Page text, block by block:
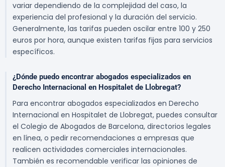
variar dependiendo de la complejidad del caso, la
experiencia del profesional y la duración del servicio.
Generalmente, las tarifas pueden oscilar entre 100 y 250
euros por hora, aunque existen tarifas fijas para servicios
específicos.
¿Dónde puedo encontrar abogados especializados en
Derecho Internacional en Hospitalet de Llobregat?
Para encontrar abogados especializados en Derecho
Internacional en Hospitalet de Llobregat, puedes consultar
el Colegio de Abogados de Barcelona, directorios legales
en línea, o pedir recomendaciones a empresas que
realicen actividades comerciales internacionales.
También es recomendable verificar las opiniones de